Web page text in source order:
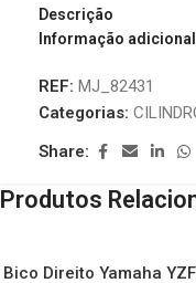
Descrição
Informação adicional
REF: MJ_82431
Categorias:
Share:
Produtos
Bico Direito Yamaha YZF